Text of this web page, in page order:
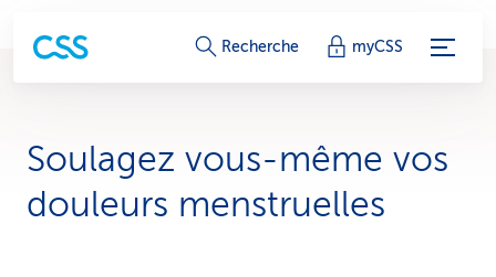
L
s
Recherche myCSS
Soulagez vous-même vos
douleurs menstruelles